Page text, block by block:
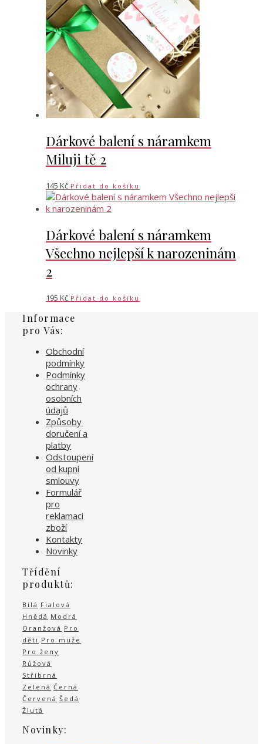
Dárkové balení s náramkem
Miluji tě 2
145 Kč Přidat do košíku
Dárkové balení s náramkem
Všechno nejlepší k narozeninám
2
195 Kč Přidat do košíku
Informace
pro Vás:
Obchodní
podmínky
Podmínky
ochrany
osobních
údajů
Způsoby
doručení a
platby
Odstoupení
od kupní
smlouvy
Formulář
pro
reklamaci
zboží
Kontakty
Novinky
Třídění
produktů:
Bílá Fialová
Hnědá Modrá
Oranžová Pro
děti Pro muže
Pro ženy
Růžová
Stříbrná
Zelená Černá
Červená Šedá
Žlutá
Novinky: